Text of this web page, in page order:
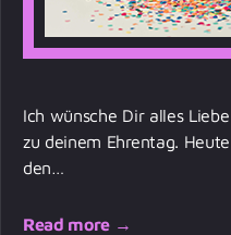
Ich wünsche Dir alles
zu deinem Ehrentag.
den…
Read more →